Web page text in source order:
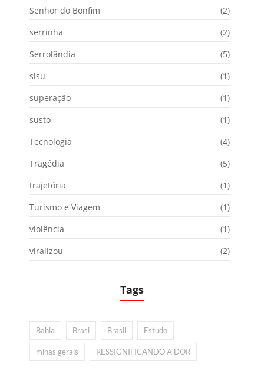
Senhor do Bonfim
(2)
serrinha
(2)
Serrolândia
(5)
sisu
(1)
superação
(1)
susto
(1)
Tecnologia
(4)
Tragédia
(5)
trajetória
(1)
Turismo e Viagem
(1)
violência
(1)
viralizou
(2)
Tags
Bahia Brasi Brasil Estudo
minas gerais RESSIGNIFICANDO A DOR